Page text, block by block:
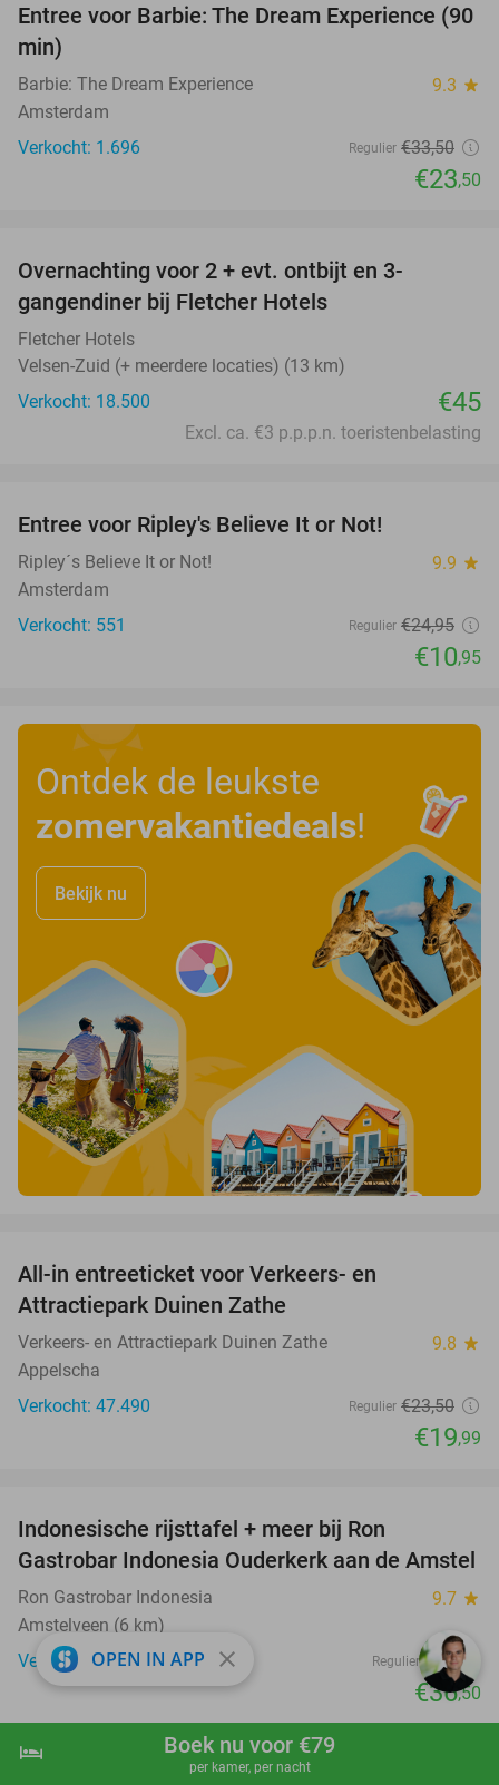
shopping_cart Boek nu
hotel Boek nu voor €79
per kamer, per nacht
30%
Entree voor Barbie: The Dream Experience (90
min)
Barbie: The Dream Experience 9.3 star
Amsterdam
Verkocht: 1.696
Regulier €33,50
€23,50
Overnachting voor 2 + evt. ontbijt en 3-
gangendiner bij Fletcher Hotels
Fletcher Hotels
Velsen-Zuid (+ meerdere locaties) (13 km)
Verkocht: 18.500
€45
Excl. ca. €3 p.p.p.n. toeristenbelasting
Entree voor Ripley's Believe It or Not!
Ripley´s Believe It or Not! 9.9 star
Amsterdam
Verkocht: 551
Regulier €24,95
€10,95
Ontdek de leukste
zomervakantiedeals!
Bekijk nu
All-in entreeticket voor Verkeers- en
Attractiepark Duinen Zathe
Verkeers- en Attractiepark Duinen Zathe 9.8 star
Appelscha
Verkocht: 47.490
Regulier €23,50
€19,99
Indonesische rijsttafel + meer bij Ron
Gastrobar Indonesia Ouderkerk aan de Amstel
Ron Gastrobar Indonesia 9.7 star
Amstelveen (6 km)
Verkocht: 430
Regulier €49
€36,50
favorite_border
OPEN IN APP close